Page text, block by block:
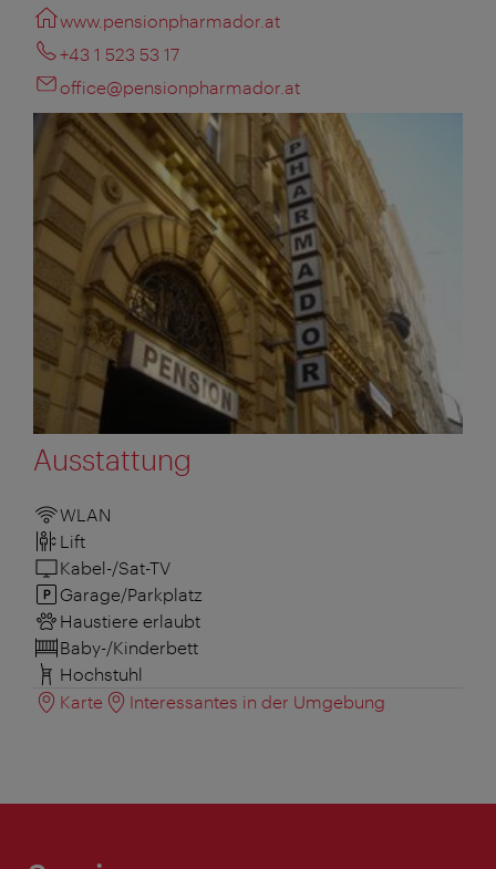
www.pensionpharmador.at
+43 1 523 53 17
office@pensionpharmador.at
Ausstattung
WLAN
Lift
Kabel-/Sat-TV
Garage/Parkplatz
Haustiere erlaubt
Baby-/Kinderbett
Hochstuhl
Karte
Interessantes in der Umgebung